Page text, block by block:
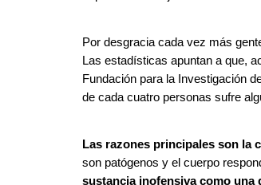
Por desgracia cada vez más
Las estadísticas apuntan a que,
Fundación para la Investigación
de cada cuatro personas sufre
Las razones principales son la
son patógenos y el cuerpo
sustancia inofensiva como una